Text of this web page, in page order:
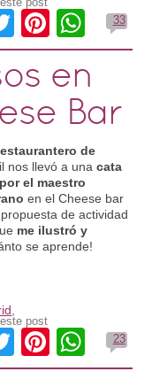
Twitter 33
en
Bar
de
nos llevó a unacata
el maestro
en el Cheese bar
de actividad
me ilustró y
se aprende!
,
post
Twitter 23